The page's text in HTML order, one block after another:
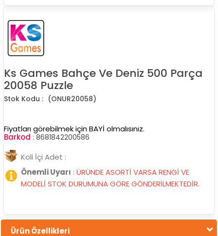
Ks Games Bahçe Ve Deniz 500 Parça
20058 Puzzle
(ONUR20058)
Fiyatları görebilmek için BAYİ olmalısınız.
Barkod : 8681842200586
Koli İçi Adet :
Önemli Uyarı : ÜRÜNDE ASORTİ VARSA RENGİ VE
MODELİ STOK DURUMUNA GÖRE GÖNDERİLMEKTEDİR.
Ürün Özellikleri